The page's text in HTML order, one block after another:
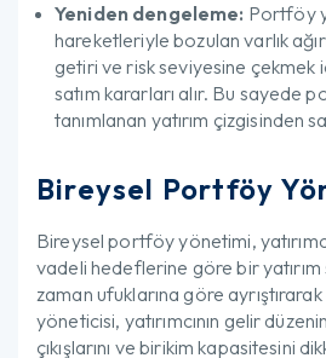
Yeniden dengeleme: Portföy
hareketleriyle bozulan varlık
getiri ve risk seviyesine çekmek
satım kararları alır. Bu sayede
tanımlanan yatırım çizgisinden
Bireysel Portföy
Bireysel portföy yönetimi,
vadeli hedeflerine göre bir
zaman ufuklarına göre
yöneticisi, yatırımcının gelir
çıkışlarını ve birikim kapasitesini